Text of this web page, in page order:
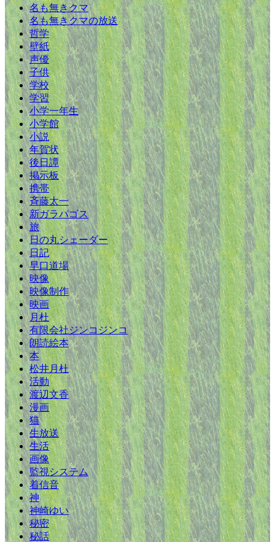
名も無きクマ
名も無きクマの放送
哲学
壁紙
声優
子供
学校
学習
小学一年生
小学館
小説
年賀状
後日譚
掲示板
携帯
斉藤太一
新ガラパゴス
旅
日の丸シェーダー
日記
早口道場
映像
映像制作
映画
月杜
有限会社ジンコジンコ
朗読絵本
本
松井月杜
活動
渡辺文香
漫画
猫
生放送
生活
画像
監視システム
着信音
神
神崎ゆい
秘密
秘話